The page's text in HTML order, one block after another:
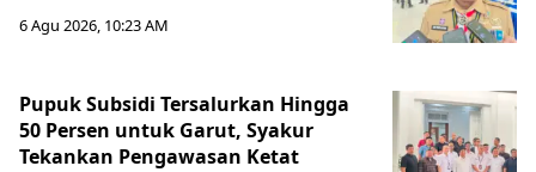
6 Agu 2026, 10:23 AM
Pupuk Subsidi Tersalurkan Hingga
50 Persen untuk Garut, Syakur
Tekankan Pengawasan Ketat